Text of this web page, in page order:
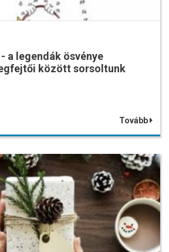
a legendák ösvénye
között sorsoltunk
Tovább